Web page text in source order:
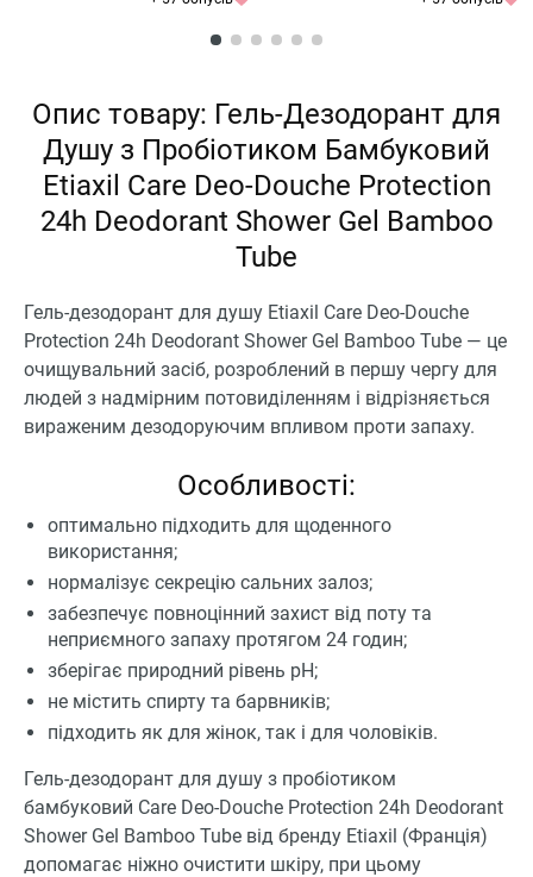
Опис товару: Гель-Дезодорант для
Душу з Пробіотиком Бамбуковий
Etiaxil Care Deo-Douche Protection
24h Deodorant Shower Gel Bamboo
Tube
Гель-дезодорант для душу Etiaxil Care Deo-Douche
Protection 24h Deodorant Shower Gel Bamboo Tube — це
очищувальний засіб, розроблений в першу чергу для
людей з надмірним потовиділенням і відрізняється
вираженим дезодоруючим впливом проти запаху.
Особливості:
оптимально підходить для щоденного
використання;
нормалізує секрецію сальних залоз;
забезпечує повноцінний захист від поту та
неприємного запаху протягом 24 годин;
зберігає природний рівень pH;
не містить спирту та барвників;
підходить як для жінок, так і для чоловіків.
Гель-дезодорант для душу з пробіотиком
бамбуковий Care Deo-Douche Protection 24h Deodorant
Shower Gel Bamboo Tube від бренду Etiaxil (Франція)
допомагає ніжно очистити шкіру, при цьому